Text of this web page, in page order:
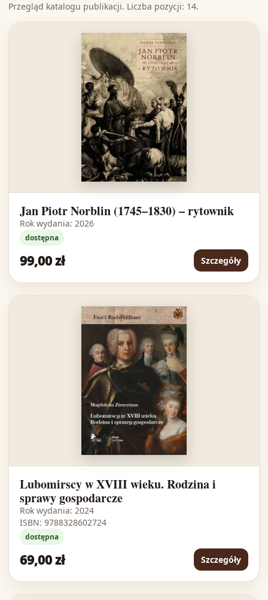
Przegląd katalogu publikacji. Liczba pozycji: 14.
Jan Piotr Norblin (1745–1830) – rytownik
Rok wydania: 2026
dostępna
99,00 zł Szczegóły
Lubomirscy w XVIII wieku. Rodzina i
sprawy gospodarcze
Rok wydania: 2024
ISBN: 9788328602724
dostępna
69,00 zł Szczegóły